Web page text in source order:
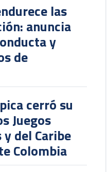
las
anuncia
y
de
cerró su
Juegos
del Caribe
Colombia